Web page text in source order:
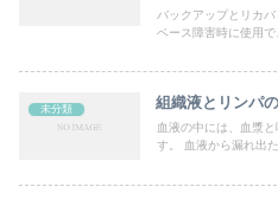
バックアップとリカ
ベース障害時に使用で
未分類 組織液とリンパ
血液の中には、血漿
す。 血液から漏れ出